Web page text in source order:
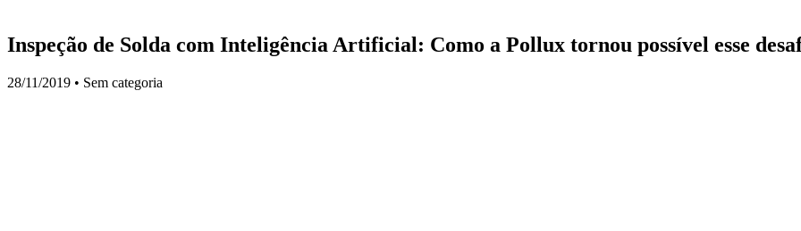
Inspeção de Solda com Inteligência Artificial: Como a Pollux tornou possível esse
28/11/2019 • Sem categoria